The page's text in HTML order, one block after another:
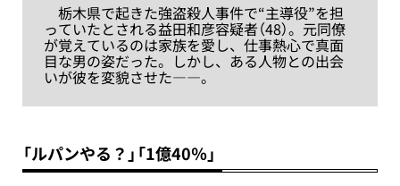
栃木県で起きた強盗殺人事件で“主導役”を担
っていたとされる益田和彦容疑者（48）。元同僚
が覚えているのは家族を愛し、仕事熱心で真面
目な男の姿だった。しかし、ある人物との出会
いが彼を変貌させた――。
「ルパンやる？」「1億40％」